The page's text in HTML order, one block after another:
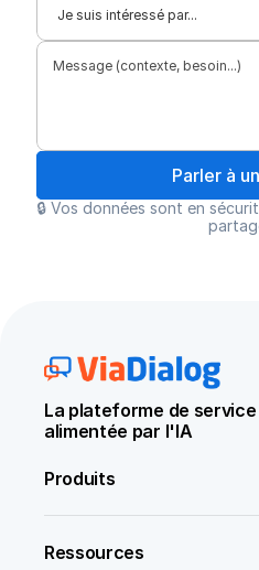
Parler à
🔒 Vos données sont en
La plateforme de
alimentée par l'IA
Produits
Ressources